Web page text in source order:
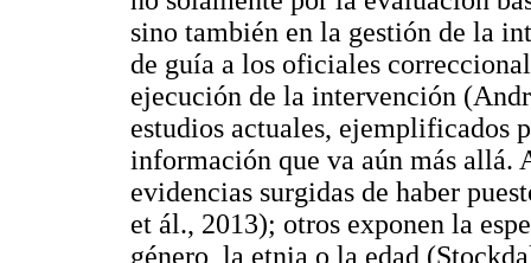
sino también en la gestión de la
de guía a los oficiales
ejecución de la intervención
estudios actuales, ejemplificados
información que va aún más allá.
evidencias surgidas de haber
et ál., 2013); otros exponen la
género, la etnia o la edad